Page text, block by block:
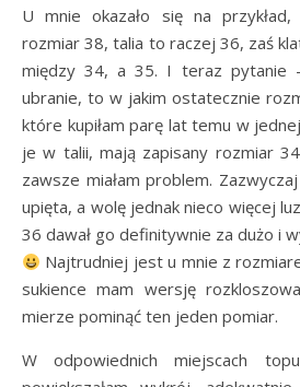
U mnie okazało się na
rozmiar 38, talia to raczej 36, zaś
między 34, a 35. I teraz pytanie
ubranie, to w jakim ostatecznie
które kupiłam parę lat temu w
je w talii, mają zapisany rozmiar
zawsze miałam problem.
upięta, a wolę jednak nieco więcej
36 dawał go definitywnie za dużo i
Najtrudniej jest u mnie z
sukience mam wersję
mierze pominąć ten jeden pomiar.
W odpowiednich miejscach